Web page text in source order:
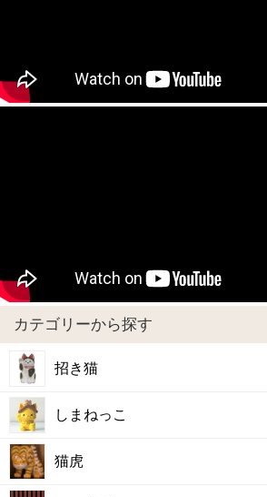
カテゴリーから探す
招き猫
しまねっこ
猫虎